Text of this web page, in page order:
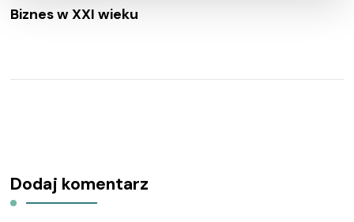
Biznes w XXI wieku
Dodaj komentarz